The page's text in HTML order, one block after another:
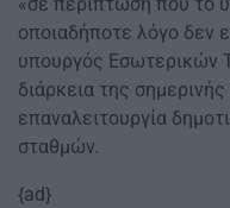
«σε περίπτωση που το
οποιαδήποτε λόγο δεν
υπουργός Εσωτερικών
διάρκεια της
επαναλειτουργία
σταθμών.
{ad}